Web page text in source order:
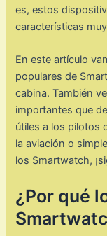
es, estos
características
En este artículo
populares de
cabina. También
importantes que
útiles a los pilotos
la aviación o
los Smartwatch,
¿Por qué